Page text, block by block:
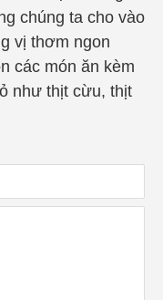
chúng ta cho vào
vị thơm ngon
các món ăn kèm
như thịt cừu, thịt